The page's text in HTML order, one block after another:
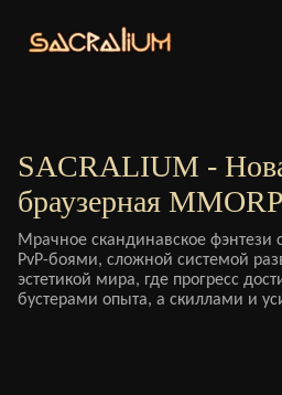
SACRALIUM -
браузерная
Мрачное скандинавское фэнтези
PvP-боями, сложной системой
эстетикой мира, где прогресс
бустерами опыта, а скиллами и